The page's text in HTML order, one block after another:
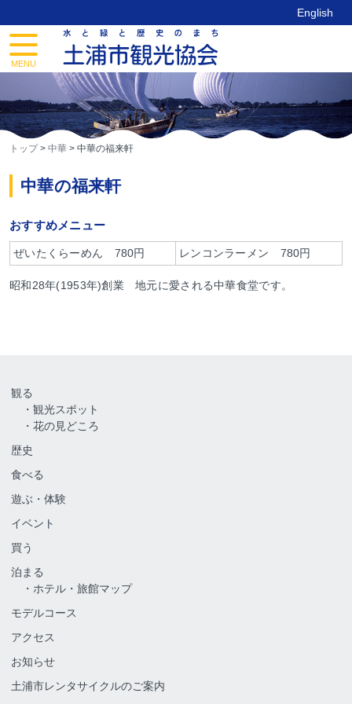
content
toggle
navigation
MENU
English
トップ> 中華 > 中華の福来軒
中華の福来軒
おすすめメニュー
ぜいたくらーめん 780円 レンコンラーメン 780円
昭和28年(1953年)創業 地元に愛される中華食堂です。
観る
観光スポット
花の見どころ
歴史
食べる
遊ぶ・体験
イベント
買う
泊まる
ホテル・旅館マップ
モデルコース
アクセス
お知らせ
土浦市レンタサイクルのご案内